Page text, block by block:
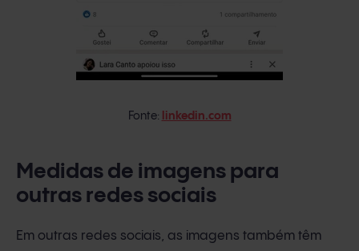
Fonte: linkedin.com
Medidas de imagens para
outras redes sociais
Em outras redes sociais, as imagens também têm